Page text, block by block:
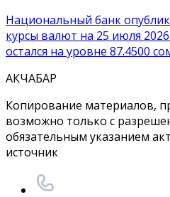
Национальный банк
курсы валют на 25 июля
остался на уровне 87.4500
АКЧАБАР
Копирование материалов,
возможно только с
обязательным указанием
источник